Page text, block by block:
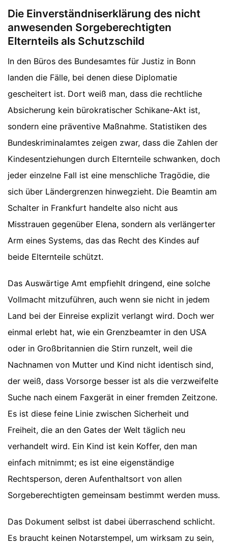
Die Einverständniserklärung des nicht
anwesenden Sorgeberechtigten
Elternteils als Schutzschild
In den Büros des Bundesamtes für Justiz in Bonn
landen die Fälle, bei denen diese Diplomatie
gescheitert ist. Dort weiß man, dass die rechtliche
Absicherung kein bürokratischer Schikane-Akt ist,
sondern eine präventive Maßnahme. Statistiken des
Bundeskriminalamtes zeigen zwar, dass die Zahlen der
Kindesentziehungen durch Elternteile schwanken, doch
jeder einzelne Fall ist eine menschliche Tragödie, die
sich über Ländergrenzen hinwegzieht. Die Beamtin am
Schalter in Frankfurt handelte also nicht aus
Misstrauen gegenüber Elena, sondern als verlängerter
Arm eines Systems, das das Recht des Kindes auf
beide Elternteile schützt.
Das Auswärtige Amt empfiehlt dringend, eine solche
Vollmacht mitzuführen, auch wenn sie nicht in jedem
Land bei der Einreise explizit verlangt wird. Doch wer
einmal erlebt hat, wie ein Grenzbeamter in den USA
oder in Großbritannien die Stirn runzelt, weil die
Nachnamen von Mutter und Kind nicht identisch sind,
der weiß, dass Vorsorge besser ist als die verzweifelte
Suche nach einem Faxgerät in einer fremden Zeitzone.
Es ist diese feine Linie zwischen Sicherheit und
Freiheit, die an den Gates der Welt täglich neu
verhandelt wird. Ein Kind ist kein Koffer, den man
einfach mitnimmt; es ist eine eigenständige
Rechtsperson, deren Aufenthaltsort von allen
Sorgeberechtigten gemeinsam bestimmt werden muss.
Das Dokument selbst ist dabei überraschend schlicht.
Es braucht keinen Notarstempel, um wirksam zu sein,